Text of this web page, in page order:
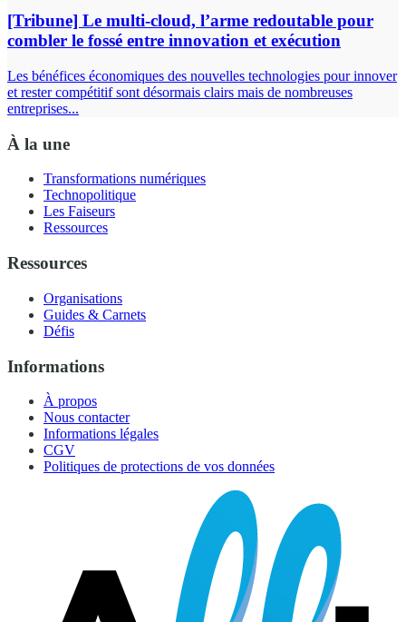
[Tribune] Le multi-cloud, l’arme redoutable pour
combler le fossé entre innovation et exécution
Les bénéfices économiques des nouvelles technologies pour innover
et rester compétitif sont désormais clairs mais de nombreuses
entreprises...
À la une
Transformations numériques
Technopolitique
Les Faiseurs
Ressources
Ressources
Organisations
Guides & Carnets
Défis
Informations
À propos
Nous contacter
Informations légales
CGV
Politiques de protections de vos données